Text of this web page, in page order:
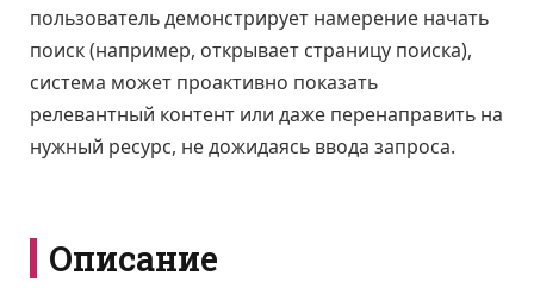
пользователь демонстрирует намерение начать
поиск (например, открывает страницу поиска),
система может проактивно показать
релевантный контент или даже перенаправить на
нужный ресурс, не дожидаясь ввода запроса.
Описание